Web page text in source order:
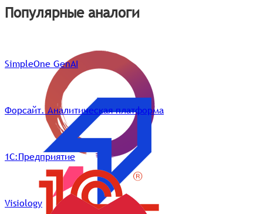
Популярные аналоги
SimpleOne GenAI
Форсайт. Аналитическая платформа
1С:Предприятие
Visiology